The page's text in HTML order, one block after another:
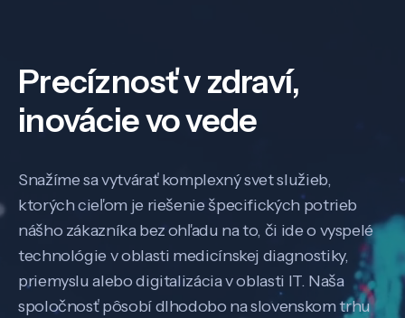
Precíznosť v zdraví,
inovácie vo vede
Snažíme sa vytvárať komplexný svet služieb,
ktorých cieľom je riešenie špecifických potrieb
nášho zákazníka bez ohľadu na to, či ide o vyspelé
technológie v oblasti medicínskej diagnostiky,
priemyslu alebo digitalizácia v oblasti IT. Naša
spoločnosť pôsobí dlhodobo na slovenskom trhu